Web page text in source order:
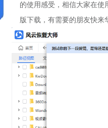
的使用感受，相信大家在使
版下载，有需要的朋友快来